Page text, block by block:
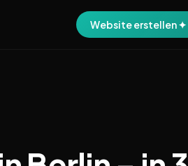
Website erstellen ✦